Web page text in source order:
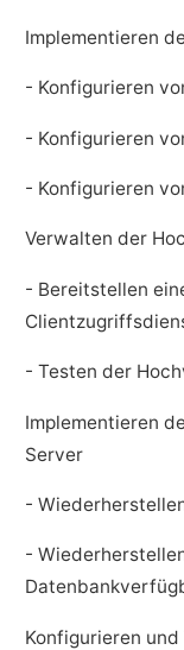
Implementieren
- Konfigurieren
- Konfigurieren
- Konfigurieren
Verwalten der
- Bereitstellen
- Testen der
Implementieren
Server
-
-
Konfigurieren